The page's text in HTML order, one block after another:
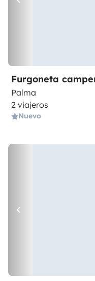
Furgoneta
Palma
2 viajeros
Nuevo